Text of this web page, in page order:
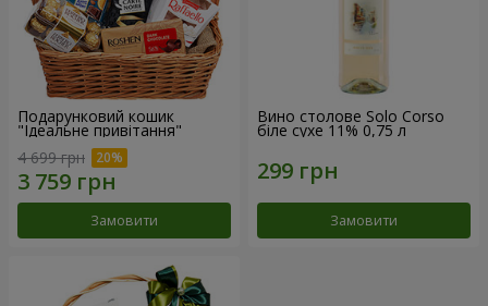
Подарунковий кошик
"Ідеальне привітання"
4 699 грн
Замовити
Вино столове Solo Corso
біле сухе 11% 0,75 л
Замовити